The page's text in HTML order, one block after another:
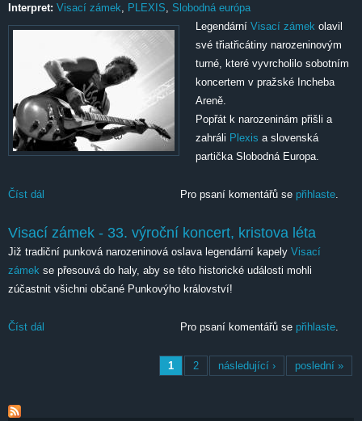
Interpret: Visací zámek PLEXIS Slobodná európa
Legendární Visací zámek olavil
své třiatřicátiny narozeninovým
turné, které vyvrcholilo sobotním
koncertem v pražské Incheba
Areně.
Popřát k narozeninám přišli a
zahráli Plexis a slovenská
partička Slobodná Europa.
Číst dál Visací zámek - 33.let výroční koncert, kristova léta
Pro psaní komentářů se přihlaste.
Visací zámek - 33. výroční koncert, kristova léta
Již tradiční punková narozeninová oslava legendární kapely Visací
zámek se přesouvá do haly, aby se této historické události mohli
zúčastnit všichni občané Punkovýho království!
Číst dál Visací zámek - 33. výroční koncert, kristova léta
Pro psaní komentářů se přihlaste.
1 2 následující › poslední »